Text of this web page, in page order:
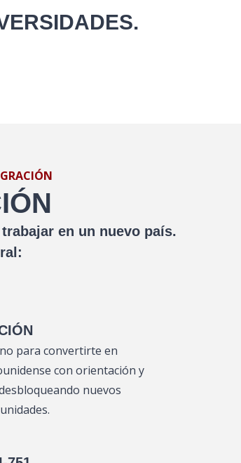
en un nuevo país.
para convertirte en
con orientación y
nuevos